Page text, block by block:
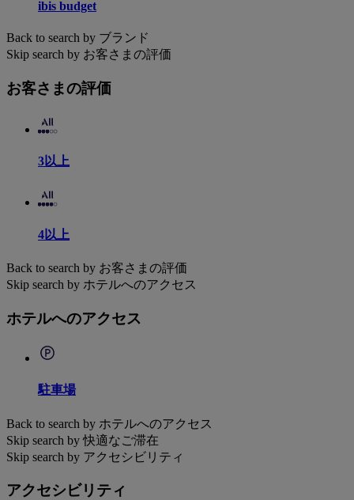
ibis budget
Back to search by ブランド
Skip search by お客さまの評価
お客さまの評価
3以上
4以上
Back to search by お客さまの評価
Skip search by ホテルへのアクセス
ホテルへのアクセス
駐車場
Back to search by ホテルへのアクセス
Skip search by 快適なご滞在
Skip search by アクセシビリティ
アクセシビリティ